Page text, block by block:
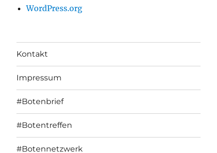
WordPress.org
Kontakt
Impressum
#Botenbrief
#Botentreffen
#Botennetzwerk